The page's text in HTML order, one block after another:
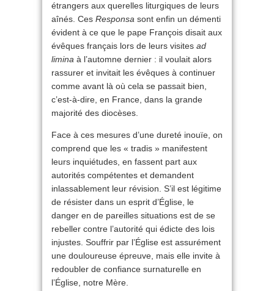
étrangers aux querelles liturgiques de leurs
aînés. Ces Responsa sont enfin un démenti
évident à ce que le pape François disait aux
évêques français lors de leurs visites ad
limina à l’automne dernier : il voulait alors
rassurer et invitait les évêques à continuer
comme avant là où cela se passait bien,
c’est-à-dire, en France, dans la grande
majorité des diocèses.
Face à ces mesures d’une dureté inouïe, on
comprend que les « tradis » manifestent
leurs inquiétudes, en fassent part aux
autorités compétentes et demandent
inlassablement leur révision. S’il est légitime
de résister dans un esprit d’Église, le
danger en de pareilles situations est de se
rebeller contre l’autorité qui édicte des lois
injustes. Souffrir par l’Église est assurément
une douloureuse épreuve, mais elle invite à
redoubler de confiance surnaturelle en
l’Église, notre Mère.